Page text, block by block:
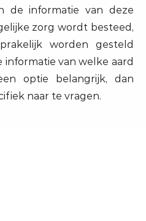
de informatie van deze
zorg wordt besteed,
worden gesteld
van welke aard
optie belangrijk, dan
naar te vragen.